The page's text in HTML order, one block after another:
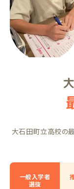
YYくん（小6）
大石田町立高校の
一般入学者
選抜